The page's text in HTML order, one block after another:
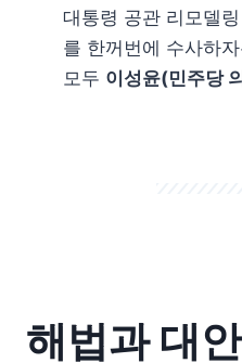
대통령 공관 리모델
를 한꺼번에 수사하
모두 이성윤(민주당
해법과 대